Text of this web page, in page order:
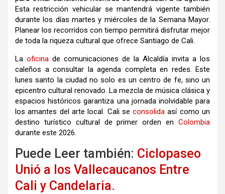
Esta restricción vehicular se mantendrá vigente también
durante los días martes y miércoles de la Semana Mayor.
Planear los recorridos con tiempo permitirá disfrutar mejor
de toda la riqueza cultural que ofrece Santiago de Cali.
La oficina de comunicaciones de la Alcaldía invita a los
caleños a consultar la agenda completa en redes. Este
lunes santo la ciudad no solo es un centro de fe, sino un
epicentro cultural renovado. La mezcla de música clásica y
espacios históricos garantiza una jornada inolvidable para
los amantes del arte local. Cali seconsolida así como un
destino turístico cultural de primer orden enColombia
durante este 2026.
Puede Leer también: Ciclopaseo
Unió a los Vallecaucanos Entre
Cali y Candelaria.